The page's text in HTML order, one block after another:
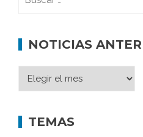
NOTICIAS
TEMAS